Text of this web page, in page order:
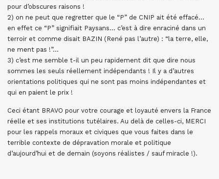
pour d’obscures raisons !
2) on ne peut que regretter que le “P” de CNIP ait été effacé…
en effet ce “P” signifiait Paysans… c’est à dire enraciné dans un
terroir et comme disait BAZIN (René pas l’autre) : “la terre, elle,
ne ment pas !”…
3) c’est me semble t-il un peu rapidement dit que dire nous
sommes les seuls réellement indépendants ! Il y a d’autres
orientations politiques qui ne sont pas moins indépendantes et
qui en paient le prix !
Ceci étant BRAVO pour votre courage et loyauté envers la France
réelle et ses institutions tutélaires. Au delà de celles-ci, MERCI
pour les rappels moraux et civiques que vous faites dans le
terrible contexte de dépravation morale et politique
d’aujourd’hui et de demain (soyons réalistes / sauf miracle !).